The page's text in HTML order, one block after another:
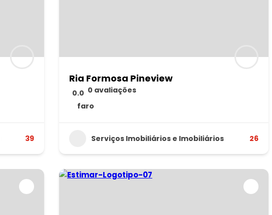
39
Ria Formosa Pineview
0.0 0 avaliações
faro
Serviços Imobiliários e Imobiliários 26